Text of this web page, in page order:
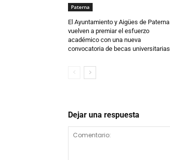
Paterna
El Ayuntamiento y Aigües de Paterna
vuelven a premiar el esfuerzo
académico con una nueva
convocatoria de becas universitarias
Dejar una respuesta